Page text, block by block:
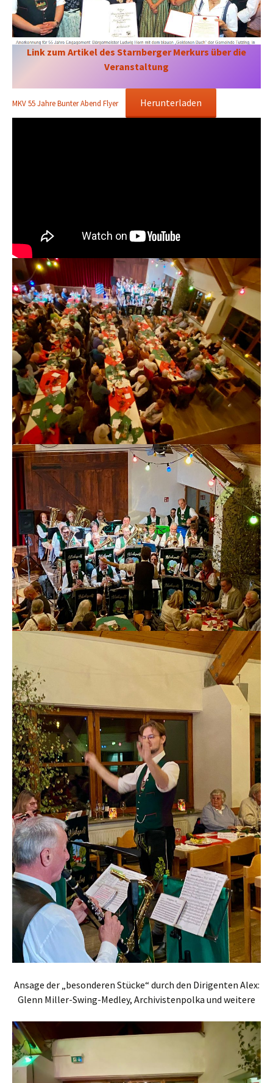
Link zum Artikel des Starnberger Merkurs über die
Veranstaltung
MKV 55 Jahre Bunter Abend Flyer Herunterladen
Ansage der „besonderen Stücke“ durch den Dirigenten Alex:
Glenn Miller-Swing-Medley, Archivistenpolka und weitere